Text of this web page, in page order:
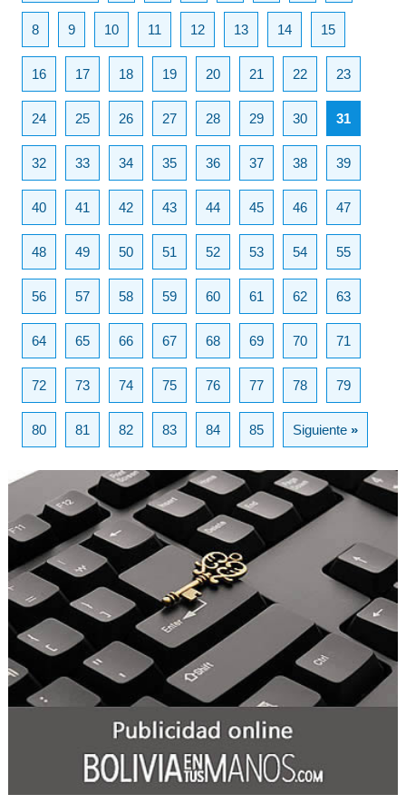
8 9 10 11 12 13 14 15
16 17 18 19 20 21 22 23
24 25 26 27 28 29 30 31
32 33 34 35 36 37 38 39
40 41 42 43 44 45 46 47
48 49 50 51 52 53 54 55
56 57 58 59 60 61 62 63
64 65 66 67 68 69 70 71
72 73 74 75 76 77 78 79
80 81 82 83 84 85 Siguiente»